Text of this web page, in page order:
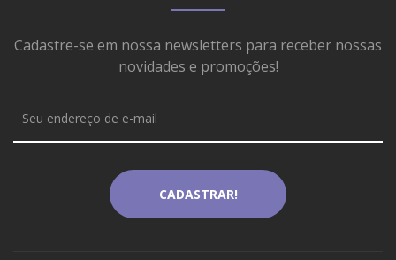
Cadastre-se em nossa newsletters para receber nossas
novidades e promoções!